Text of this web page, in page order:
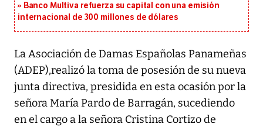
Banco Multiva refuerza su capital con una emisión
internacional de 300 millones de dólares
La Asociación de Damas Españolas Panameñas
(ADEP),realizó la toma de posesión de su nueva
junta directiva, presidida en esta ocasión por la
señora María Pardo de Barragán, sucediendo
en el cargo a la señora Cristina Cortizo de